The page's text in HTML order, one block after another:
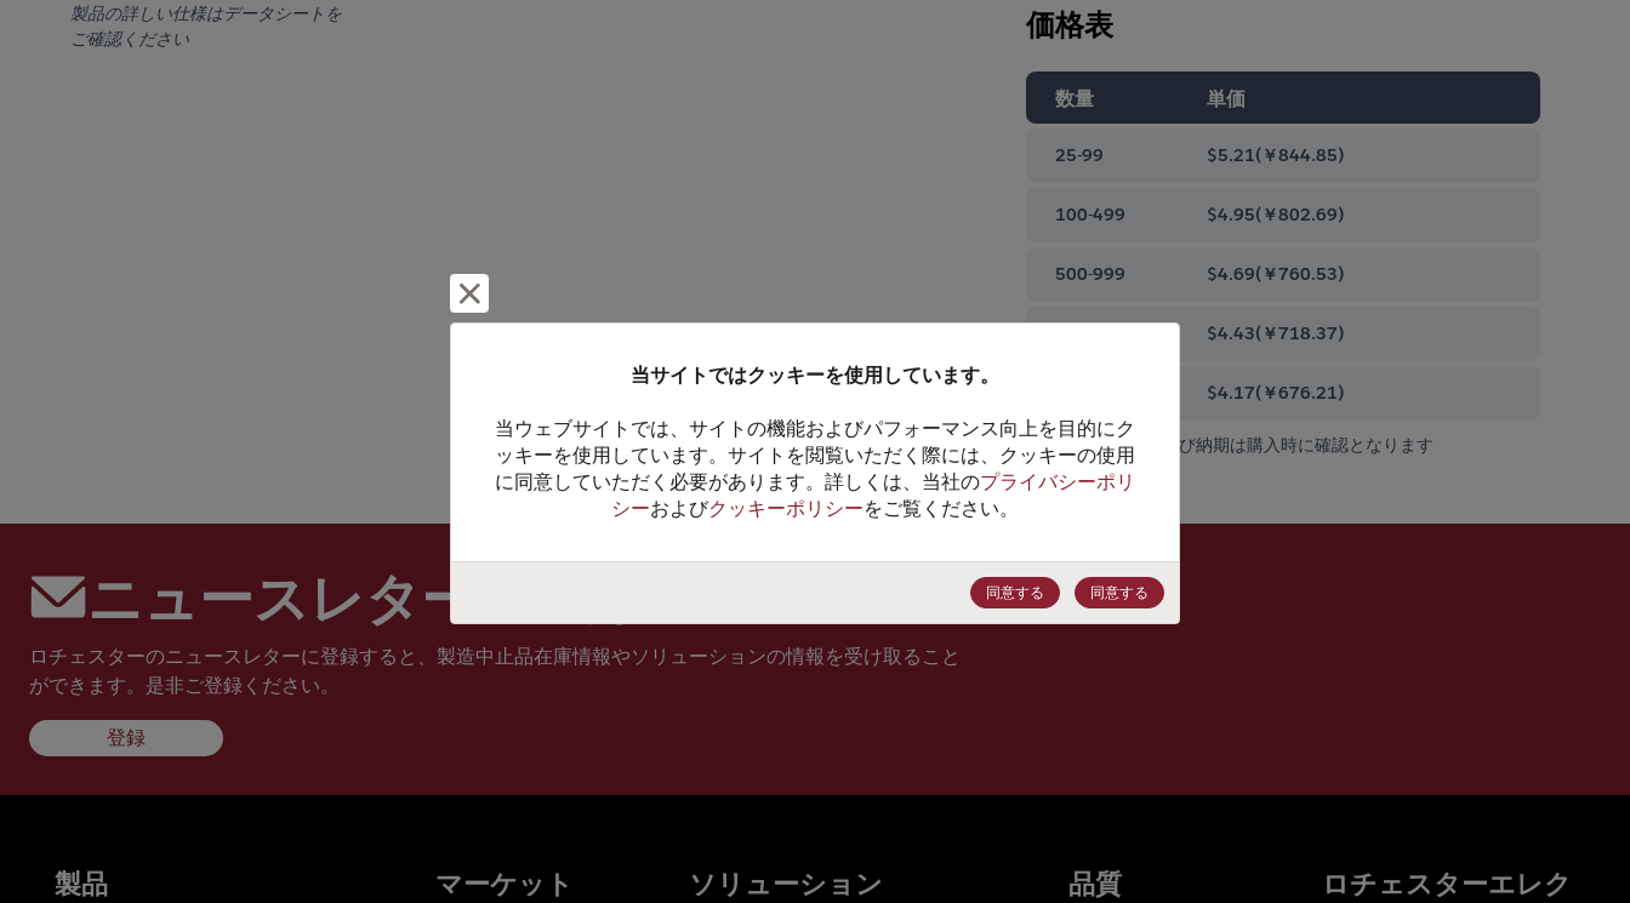
製品の詳しい仕様はデータシートを
ご確認ください
価格表
数量 単価
25-99 $5.21(￥844.85)
100-499 $4.95(￥802.69)
500-999 $4.69(￥760.53)
$4.43(￥718.37)
$4.17(￥676.21)
価格、在庫状況および納期は購入時に確認となります
ニュースレターに登録
ロチェスターのニュースレターに登録すると、製造中止品在庫情報やソリューションの情報を受け取ること
ができます。是非ご登録ください。
登録
当サイトではクッキーを使用しています。
当ウェブサイトでは、サイトの機能およびパフォーマンス向上を目的にク
ッキーを使用しています。サイトを閲覧いただく際には、クッキーの使用
に同意していただく必要があります。詳しくは、当社のプライバシーポリ
シーおよびクッキーポリシーをご覧ください。
同意する 同意する
製品 マーケット ソリューション 品質
ロチェスターエレク